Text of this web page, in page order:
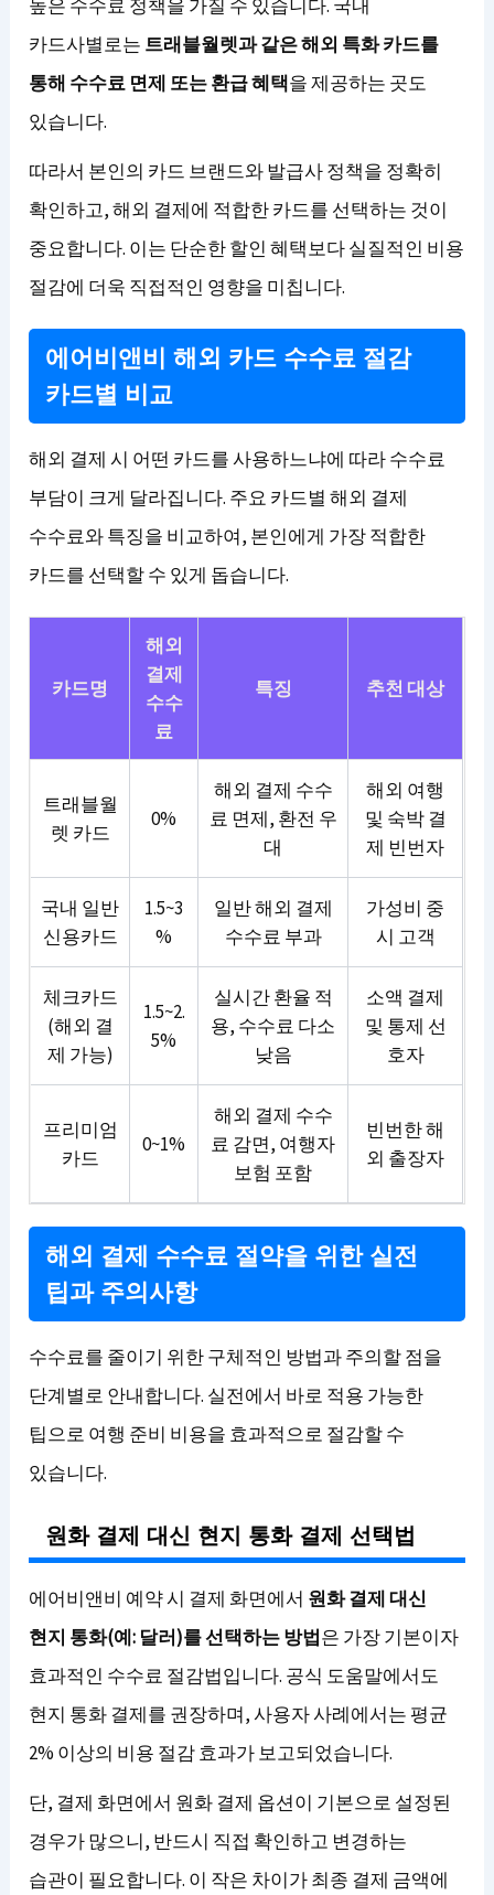
높은 수수료 정책을 가질 수 있습니다. 국내
카드사별로는 트래블월렛과 같은 해외 특화 카드를
통해 수수료 면제 또는 환급 혜택을 제공하는 곳도
있습니다.
따라서 본인의 카드 브랜드와 발급사 정책을 정확히
확인하고, 해외 결제에 적합한 카드를 선택하는 것이
중요합니다. 이는 단순한 할인 혜택보다 실질적인 비용
절감에 더욱 직접적인 영향을 미칩니다.
에어비앤비 해외 카드 수수료 절감
카드별 비교
해외 결제 시 어떤 카드를 사용하느냐에 따라 수수료
부담이 크게 달라집니다. 주요 카드별 해외 결제
수수료와 특징을 비교하여, 본인에게 가장 적합한
카드를 선택할 수 있게 돕습니다.
카드명
해외
결제
수수
료
특징 추천 대상
트래블월
렛 카드
0%
해외 결제 수수
료 면제, 환전 우
대
해외 여행
및 숙박 결
제 빈번자
국내 일반
신용카드
1.5~3
%
일반 해외 결제
수수료 부과
가성비 중
시 고객
체크카드
(해외 결
제 가능)
1.5~2.
5%
실시간 환율 적
용, 수수료 다소
낮음
소액 결제
및 통제 선
호자
프리미엄
카드
0~1%
해외 결제 수수
료 감면, 여행자
보험 포함
빈번한 해
외 출장자
해외 결제 수수료 절약을 위한 실전
팁과 주의사항
수수료를 줄이기 위한 구체적인 방법과 주의할 점을
단계별로 안내합니다. 실전에서 바로 적용 가능한
팁으로 여행 준비 비용을 효과적으로 절감할 수
있습니다.
원화 결제 대신 현지 통화 결제 선택법
에어비앤비 예약 시 결제 화면에서 원화 결제 대신
현지 통화(예: 달러)를 선택하는 방법은 가장 기본이자
효과적인 수수료 절감법입니다. 공식 도움말에서도
현지 통화 결제를 권장하며, 사용자 사례에서는 평균
2% 이상의 비용 절감 효과가 보고되었습니다.
단, 결제 화면에서 원화 결제 옵션이 기본으로 설정된
경우가 많으니, 반드시 직접 확인하고 변경하는
습관이 필요합니다. 이 작은 차이가 최종 결제 금액에